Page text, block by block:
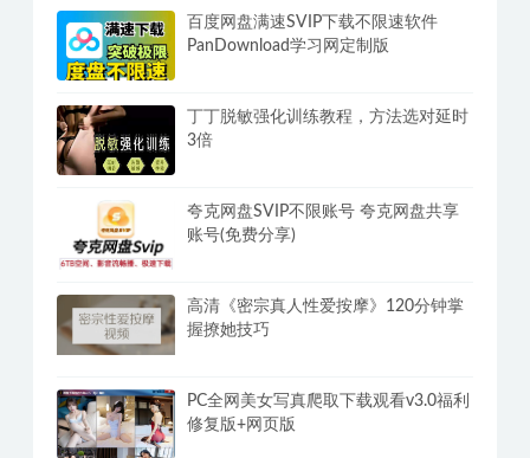
百度网盘满速SVIP下载不限速软件
PanDownload学习网定制版
丁丁脱敏强化训练教程，方法选对延时
3倍
夸克网盘SVIP不限账号 夸克网盘共享
账号(免费分享)
高清《密宗真人性爱按摩》120分钟掌
握撩她技巧
PC全网美女写真爬取下载观看v3.0福利
修复版+网页版